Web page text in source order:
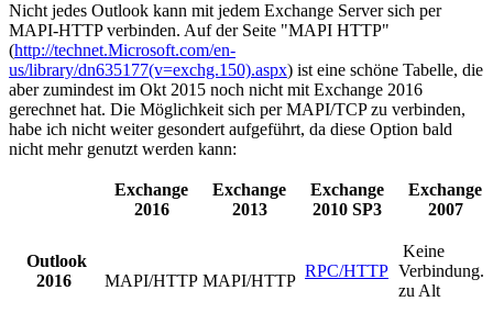
Nicht jedes Outlook kann mit jedem Exchange Server sich per
MAPI-HTTP verbinden. Auf der Seite "MAPI HTTP"
(http://technet.Microsoft.com/en-
us/library/dn635177(v=exchg.150).aspx) ist eine schöne Tabelle, die
aber zumindest im Okt 2015 noch nicht mit Exchange 2016
gerechnet hat. Die Möglichkeit sich per MAPI/TCP zu verbinden,
habe ich nicht weiter gesondert aufgeführt, da diese Option bald
nicht mehr genutzt werden kann:
Exchange
2016
Exchange
2013
Exchange
2010 SP3
Exchange
2007
Outlook
2016
MAPI/HTTP MAPI/HTTP
RPC/HTTP
Keine
Verbindung.
zu Alt